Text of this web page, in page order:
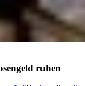
ruhen